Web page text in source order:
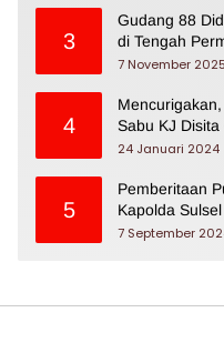
3
Gudang 88
di Tengah
7 November 2025
4
Sabu KJ
24 Januari 2024
5
Pemberitaan
Kapolda
7 September